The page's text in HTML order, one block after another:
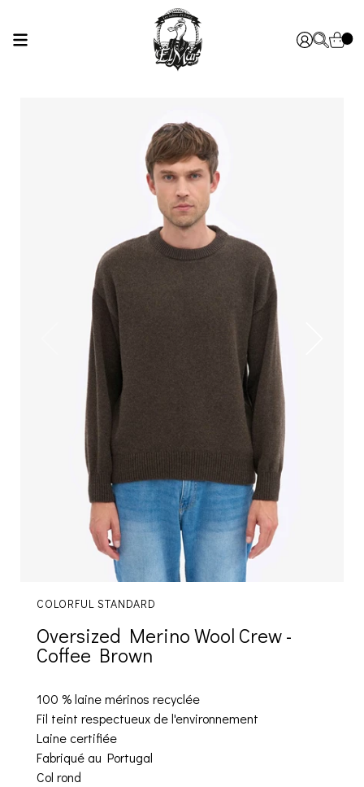
COLORFUL STANDARD
Oversized Merino Wool Crew -
Coffee Brown
100 % laine mérinos recyclée
Fil teint respectueux de l'environnement
Laine certifiée
Fabriqué au Portugal
Col rond